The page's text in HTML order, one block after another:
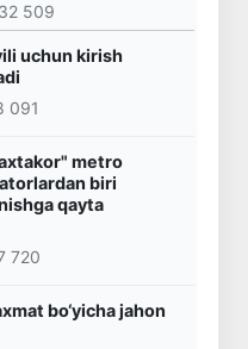
32 509
uchun kirish
091
metro
biri
qayta
720
bo‘yicha jahon